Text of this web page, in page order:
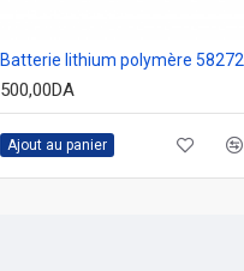
500,00DA
Ajout au panier